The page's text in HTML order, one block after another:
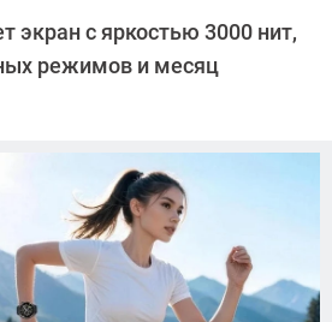
экран с яркостью 3000 нит,
режимов и месяц